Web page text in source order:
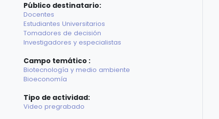
Público destinatario:
Docentes
Estudiantes Universitarios
Tomadores de decisión
Investigadores y especialistas
Campo temático :
Biotecnología y medio ambiente
Bioeconomía
Tipo de actividad:
Video pregrabado